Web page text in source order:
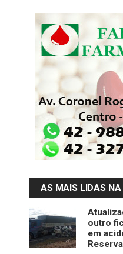
AS MAIS LIDAS
outro
em